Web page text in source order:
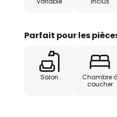
Parfait pour les
Salon
Chambre à
coucher